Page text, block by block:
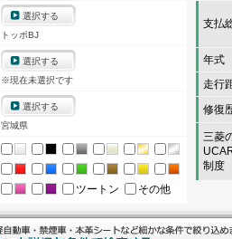
選択する
トッポBJ
選択する
※現在未選択です
選択する
宮城県
ツートン
その他
支払
年式
走行
修復
三菱
制度